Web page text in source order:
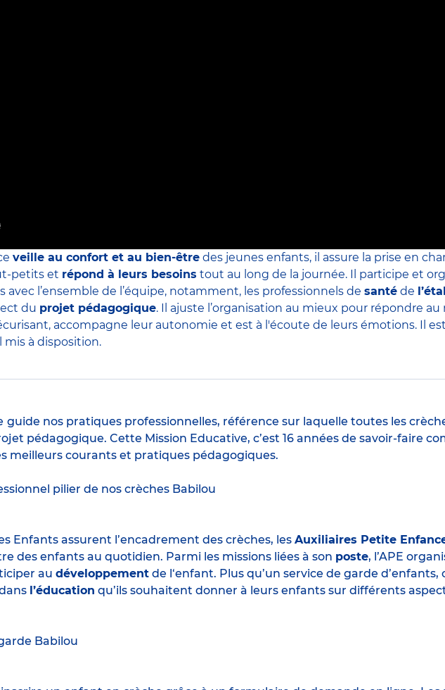
veille au confort et au bien-être des jeunes enfants, il assure la prise en
petits et répond à leurs besoins tout au long de la journée. Il participe et
l’ensemble de l’équipe, notamment, les professionnels de santé de
du projet pédagogique. Il ajuste l’organisation au mieux pour répondre
accompagne leur autonomie et est à l'écoute de leurs émotions. Il
à disposition.
guide nos pratiques professionnelles, référence sur laquelle toutes les
pédagogique. Cette Mission Educative, c’est 16 années de savoir-faire
meilleurs courants et pratiques pédagogiques.
pilier de nos crèches Babilou
Enfants assurent l’encadrement des crèches, les Auxiliaires Petite
des enfants au quotidien. Parmi les missions liées à son poste, l’APE
au développement de l‘enfant. Plus qu’un service de garde d’enfants,
l’éducation qu’ils souhaitent donner à leurs enfants sur différents
Babilou